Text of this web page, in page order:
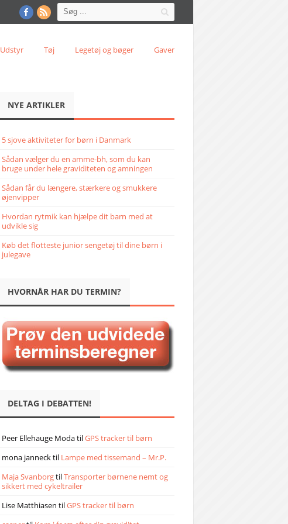
Udstyr Tøj Legetøj og bøger Gaver
NYE ARTIKLER
5 sjove aktiviteter for børn i Danmark
Sådan vælger du en amme-bh, som du kan
bruge under hele graviditeten og amningen
Sådan får du længere, stærkere og smukkere
øjenvipper
Hvordan rytmik kan hjælpe dit barn med at
udvikle sig
Køb det flotteste junior sengetøj til dine børn i
julegave
HVORNÅR HAR DU TERMIN?
DELTAG I DEBATTEN!
Peer Ellehauge ModatilGPS tracker til børn
mona jannecktil Lampe med tissemand – Mr.P.
Maja SvanborgtilTransporter børnene nemt og
sikkert med cykeltrailer
Lise Matthiasen tilGPS tracker til børn